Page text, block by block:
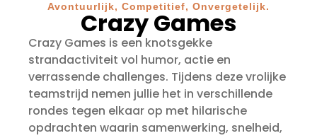
Avontuurlijk, Competitief, Onvergetelijk.
Crazy Games
Crazy Games is een knotsgekke
strandactiviteit vol humor, actie en
verrassende challenges. Tijdens deze vrolijke
teamstrijd nemen jullie het in verschillende
rondes tegen elkaar op met hilarische
opdrachten waarin samenwerking, snelheid,